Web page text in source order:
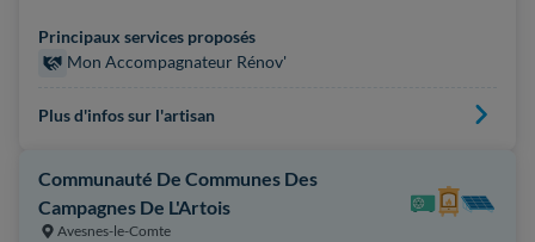
Principaux services proposés
Mon Accompagnateur Rénov'
Plus d'infos sur l'artisan
Communauté De Communes Des
Campagnes De L'Artois
Avesnes-le-Comte